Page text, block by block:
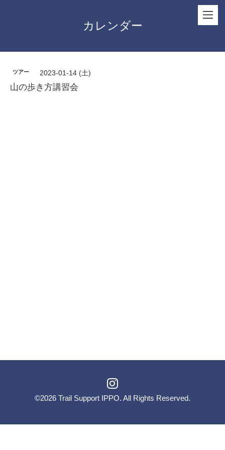
カレンダー
ツアー 2023-01-14 (土)
山の歩き方講習会
©2026 Trail Support IPPO. All Rights Reserved.